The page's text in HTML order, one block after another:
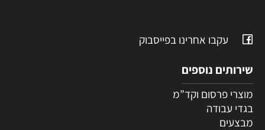
עקבו אחרינו בפייסבוק
שירותים נוספים
מוצרי פרסום וקד”מ
בגדי עבודה
מבצעים